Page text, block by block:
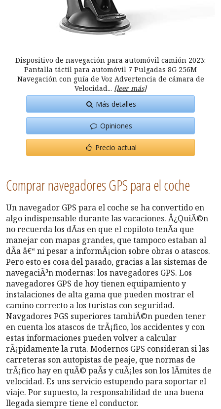
Dispositivo de navegación para automóvil camión 2023:
Pantalla táctil para automóvil 7 Pulgadas 8G 256M
Navegación con guía de Voz Advertencia de cámara de
Velocidad... [leer más]
Más detalles
Opiniones
Precio actual
Comprar navegadores GPS para el coche
Un navegador GPS para el coche se ha convertido en
algo indispensable durante las vacaciones. Â¿QuiÃ©n
no recuerda los dÃ­as en que el copiloto tenÃ­a que
manejar con mapas grandes, que tampoco estaban al
dÃ­a â€“ ni pesar a informÃ¡cion sobre obras o atascos.
Pero esto es cosa del pasado, gracias a las sistemas de
navegaciÃ³n modernas: los navegadores GPS. Los
navegadores GPS de hoy tienen equipamiento y
instalaciones de alta gama que pueden mostrar el
camino correcto a los turistas con seguridad.
Navgadores PGS superiores tambiÃ©n pueden tener
en cuenta los atascos de trÃ¡fico, los accidentes y con
estas informaciones pueden volver a calcular
rÃ¡pidamente la ruta. Modernos GPS consideran si las
carreteras son autopistas de peaje, que normas de
trÃ¡fico hay en quÃ© paÃ­s y cuÃ¡les son los lÃ­mites de
velocidad. Es uns servicio estupendo para soportar el
viaje. Por supuesto, la responsabilidad de una buena
llegada siempre tiene el conductor.